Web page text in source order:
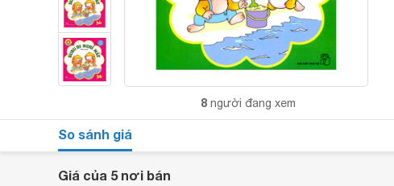
8 người đang xem
So sánh giá
Giá của 5 nơi bán